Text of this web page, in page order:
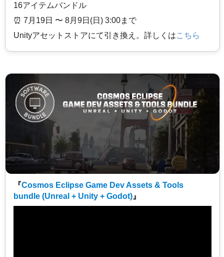
16アイテムバンドル
⏰️ 7月19日 〜 8月9日(日) 3:00まで
Unityアセットストアにて引き換え。詳しくはこちら
『Cosmos Eclipse Game Dev Assets & Tools
bundle (Unreal + Unity + Godot) 』